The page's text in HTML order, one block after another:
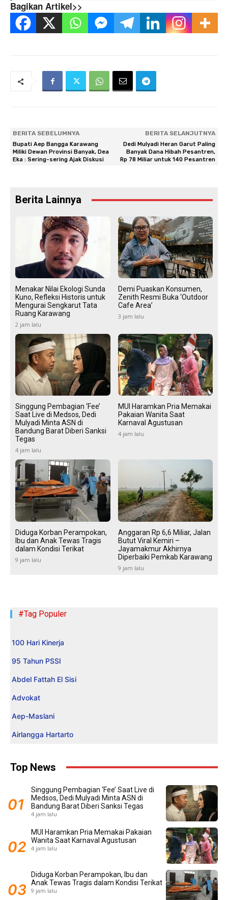
Bagikan Artikel>>
BERITA SEBELUMNYA
Bupati Aep Bangga Karawang
Miliki Dewan Provinsi Banyak, Dea
Eka : Sering-sering Ajak Diskusi
BERITA SELANJUTNYA
Dedi Mulyadi Heran Garut Paling
Banyak Dana Hibah Pesantren,
Rp 78 Miliar untuk 140 Pesantren
Berita Lainnya
Menakar Nilai Ekologi Sunda
Kuno, Refleksi Historis untuk
Mengurai Sengkarut Tata
Ruang Karawang
2 jam lalu
Demi Puaskan Konsumen,
Zenith Resmi Buka ‘Outdoor
Cafe Area’
3 jam lalu
Singgung Pembagian ‘Fee’
Saat Live di Medsos, Dedi
Mulyadi Minta ASN di
Bandung Barat Diberi Sanksi
Tegas
4 jam lalu
MUI Haramkan Pria Memakai
Pakaian Wanita Saat
Karnaval Agustusan
4 jam lalu
Diduga Korban Perampokan,
Ibu dan Anak Tewas Tragis
dalam Kondisi Terikat
9 jam lalu
Anggaran Rp 6,6 Miliar, Jalan
Butut Viral Kemiri –
Jayamakmur Akhirnya
Diperbaiki Pemkab Karawang
9 jam lalu
#Tag Populer
100 Hari Kinerja
95 Tahun PSSI
Abdel Fattah El Sisi
Advokat
Aep-Maslani
Airlangga Hartarto
Top News
Singgung Pembagian ‘Fee’ Saat Live di
Medsos, Dedi Mulyadi Minta ASN di
Bandung Barat Diberi Sanksi Tegas
4 jam lalu
MUI Haramkan Pria Memakai Pakaian
Wanita Saat Karnaval Agustusan
4 jam lalu
Diduga Korban Perampokan, Ibu dan
Anak Tewas Tragis dalam Kondisi Terikat
9 jam lalu